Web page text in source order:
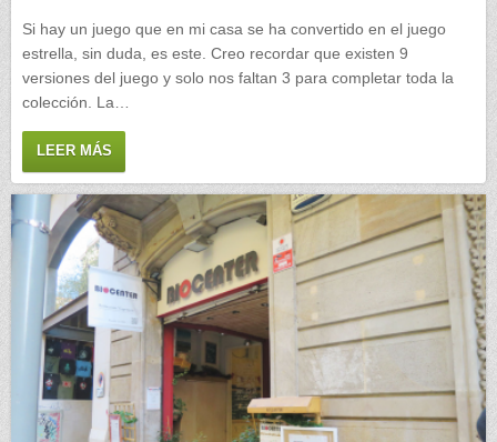
Si hay un juego que en mi casa se ha convertido en el juego
estrella, sin duda, es este. Creo recordar que existen 9
versiones del juego y solo nos faltan 3 para completar toda la
colección. La…
LEER MÁS